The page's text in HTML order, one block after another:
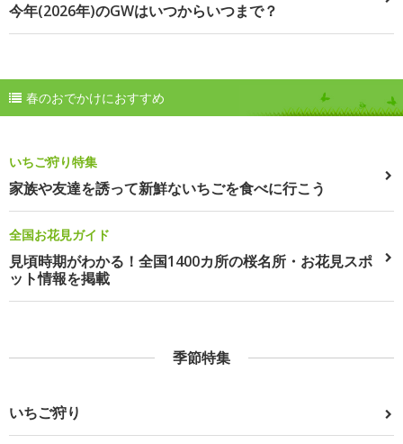
今年(2026年)のGWはいつからいつまで？
春のおでかけにおすすめ
いちご狩り特集
家族や友達を誘って新鮮ないちごを食べに行こう
全国お花見ガイド
見頃時期がわかる！全国1400カ所の桜名所・お花見スポ
ット情報を掲載
季節特集
いちご狩り